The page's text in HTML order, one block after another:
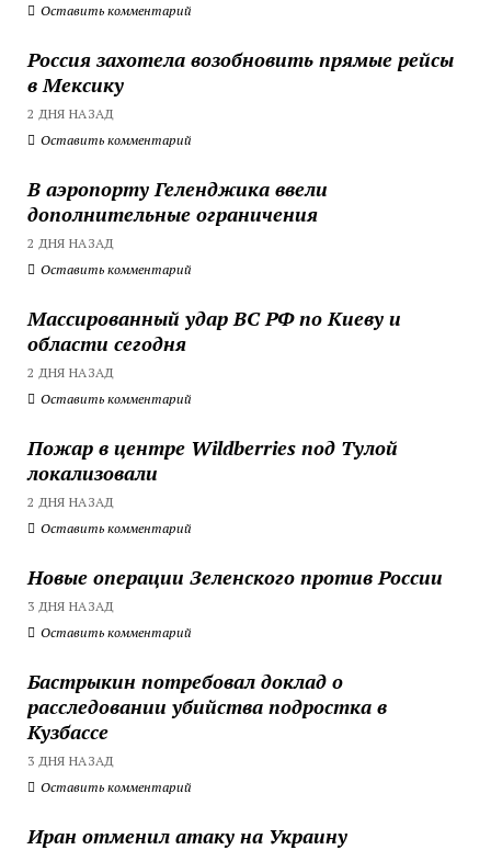
Оставить комментарий
Россия захотела возобновить прямые рейсы
в Мексику
2 ДНЯ НАЗАД
Оставить комментарий
В аэропорту Геленджика ввели
дополнительные ограничения
2 ДНЯ НАЗАД
Оставить комментарий
Массированный удар ВС РФ по Киеву и
области сегодня
2 ДНЯ НАЗАД
Оставить комментарий
Пожар в центре Wildberries под Тулой
локализовали
2 ДНЯ НАЗАД
Оставить комментарий
Новые операции Зеленского против России
3 ДНЯ НАЗАД
Оставить комментарий
Бастрыкин потребовал доклад о
расследовании убийства подростка в
Кузбассе
3 ДНЯ НАЗАД
Оставить комментарий
Иран отменил атаку на Украину